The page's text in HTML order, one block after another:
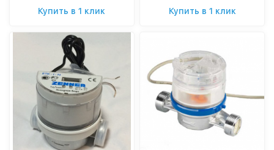
Купить в 1 клик Купить в 1 клик